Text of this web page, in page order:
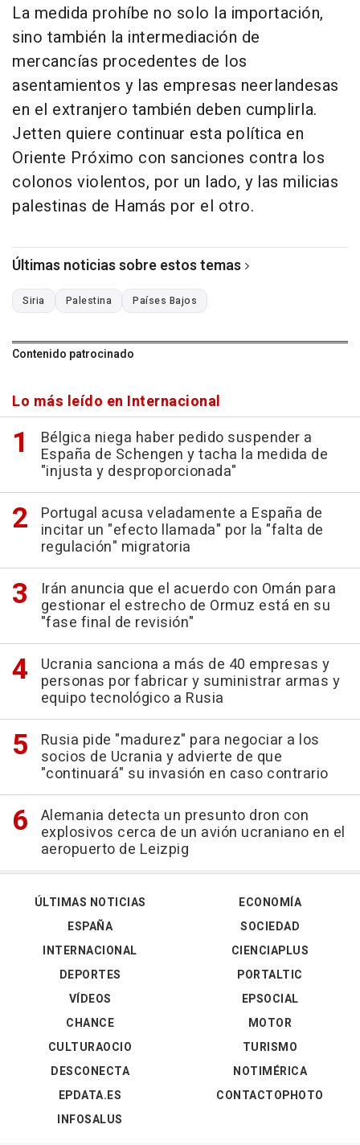
La medida prohíbe no solo la importación,
sino también la intermediación de
mercancías procedentes de los
asentamientos y las empresas neerlandesas
en el extranjero también deben cumplirla.
Jetten quiere continuar esta política en
Oriente Próximo con sanciones contra los
colonos violentos, por un lado, y las milicias
palestinas de Hamás por el otro.
Últimas noticias sobre estos temas
Siria Palestina Países Bajos
Contenido patrocinado
Lo más leído en Internacional
Bélgica niega haber pedido suspender a
España de Schengen y tacha la medida de
"injusta y desproporcionada"
Portugal acusa veladamente a España de
incitar un "efecto llamada" por la "falta de
regulación" migratoria
Irán anuncia que el acuerdo con Omán para
gestionar el estrecho de Ormuz está en su
"fase final de revisión"
Ucrania sanciona a más de 40 empresas y
personas por fabricar y suministrar armas y
equipo tecnológico a Rusia
Rusia pide "madurez" para negociar a los
socios de Ucrania y advierte de que
"continuará" su invasión en caso contrario
Alemania detecta un presunto dron con
explosivos cerca de un avión ucraniano en el
aeropuerto de Leizpig
ÚLTIMAS NOTICIAS
ESPAÑA
INTERNACIONAL
DEPORTES
VÍDEOS
ECONOMÍA
SOCIEDAD
CIENCIAPLUS
PORTALTIC
EPSOCIAL
CHANCE
CULTURAOCIO
DESCONECTA
EPDATA.ES
INFOSALUS
MOTOR
TURISMO
NOTIMÉRICA
CONTACTOPHOTO